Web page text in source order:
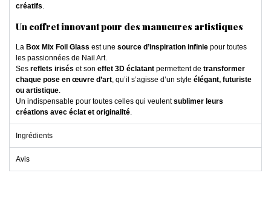
créatifs.
Un coffret innovant pour des manucures artistiques
La Box Mix Foil Glass est une source d’inspiration infinie pour toutes
les passionnées de Nail Art.
Ses reflets irisés et son effet 3D éclatant permettent de transformer
chaque pose en œuvre d’art, qu’il s’agisse d’un style élégant, futuriste
ou artistique.
Un indispensable pour toutes celles qui veulentsublimer leurs
créations avec éclat et originalité.
Ingrédients
Avis